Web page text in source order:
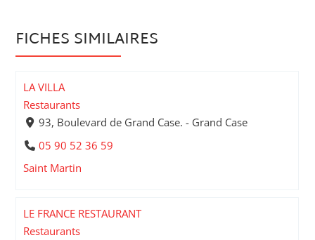
FICHES SIMILAIRES
LA VILLA
Restaurants
93, Boulevard de Grand Case. - Grand Case
05 90 52 36 59
Saint Martin
LE FRANCE RESTAURANT
Restaurants